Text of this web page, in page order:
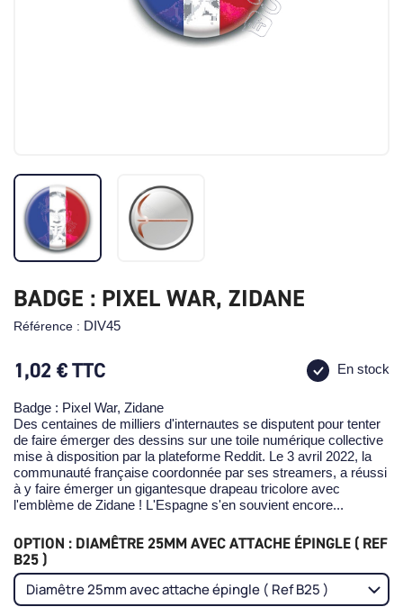
BADGE : PIXEL WAR, ZIDANE
Référence : DIV45
1,02 €TTC En stock
Badge : Pixel War, Zidane
Des centaines de milliers d'internautes se disputent pour tenter
de faire émerger des dessins sur une toile numérique collective
mise à disposition par la plateforme Reddit. Le 3 avril 2022, la
communauté française coordonnée par ses streamers, a réussi
à y faire émerger un gigantesque drapeau tricolore avec
l'emblème de Zidane ! L'Espagne s'en souvient encore...
OPTION : DIAMÊTRE 25MM AVEC ATTACHE ÉPINGLE ( REF
B25 )